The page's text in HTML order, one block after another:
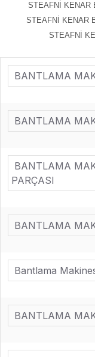
STEAFNİ KENAR
STEAFNİ KENAR
STEAFNİ
BANTLAMA
BANTLAMA
BANTLAMA
PARÇASI
BANTLAMA
Bantlama
BANTLAMA